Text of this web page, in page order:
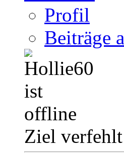
Profil
Beiträge
Ziel